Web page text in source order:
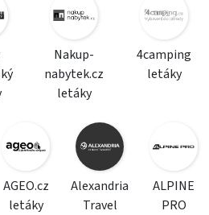
Nakup-
nabytek.cz
letáky
4camping
letáky
AGEO.cz
letáky
Alexandria
Travel
ALPINE
PRO